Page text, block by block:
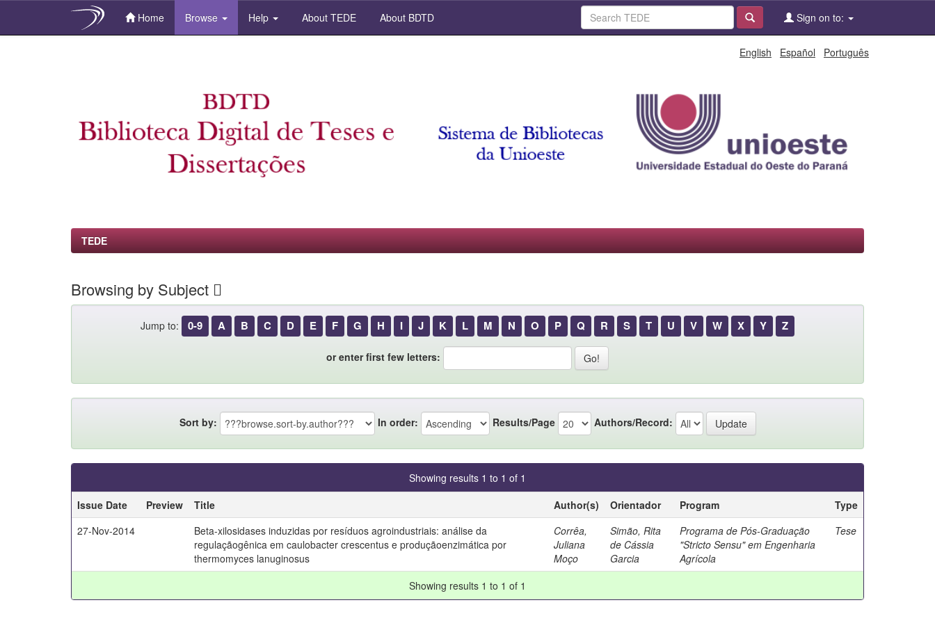
Home Browse Help About TEDE About BDTD Sign on to:
English Español Português
TEDE
Browsing by Subject 
Jump to: 0-9 A B C D E F G H I J K L M N O P Q R S T U V W X Y Z
or enter first few letters:
Sort by: In order: Results/Page Authors/Record:
Showing results 1 to 1 of 1
Issue Date
Preview Title Author(s) Orientador Program
Type
27-Nov-2014
Beta-xilosidases induzidas por resíduos agroindustriais: análise da
regulaçãogênica em caulobacter crescentus e produçãoenzimática por
thermomyces lanuginosus
Corrêa,
Juliana
Moço
Simão, Rita
de Cássia
Garcia
Programa de Pós-Graduação
"Stricto Sensu" em Engenharia
Agrícola
Tese
Showing results 1 to 1 of 1